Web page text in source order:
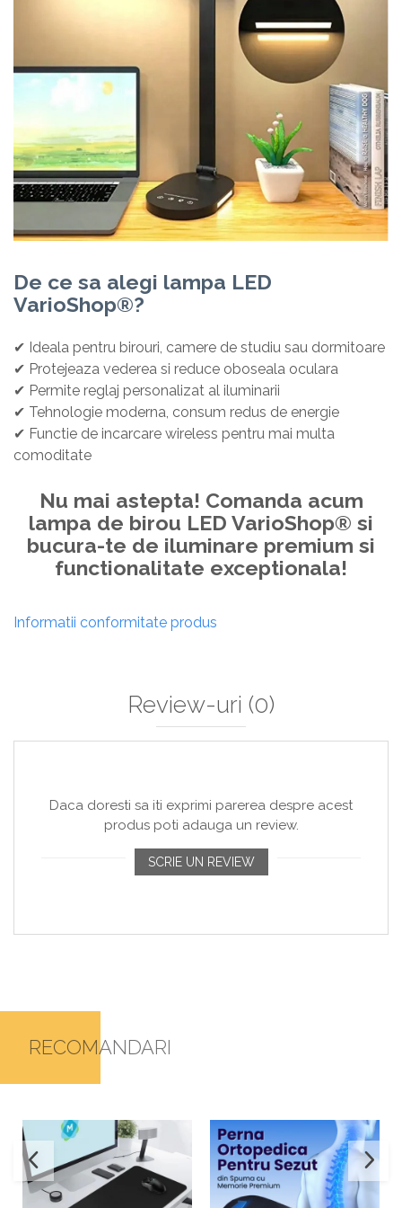
De ce sa alegi lampa LED
VarioShop®?
✔ Ideala pentru birouri, camere de studiu sau dormitoare
✔ Protejeaza vederea si reduce oboseala oculara
✔ Permite reglaj personalizat al iluminarii
✔ Tehnologie moderna, consum redus de energie
✔ Functie de incarcare wireless pentru mai multa
comoditate
Nu mai astepta! Comanda acum
lampa de birou LED VarioShop® si
bucura-te de iluminare premium si
functionalitate exceptionala!
Informatii conformitate produs
Review-uri (0)
Daca doresti sa iti exprimi parerea despre acest
produs poti adauga un review.
SCRIE UN REVIEW
RECOMANDARI